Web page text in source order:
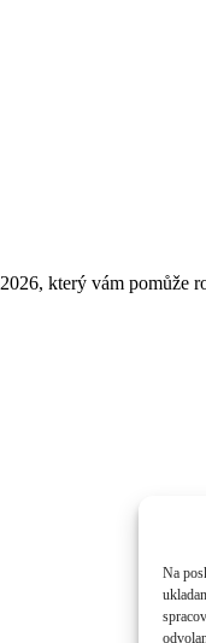
Na
který vám pomůže